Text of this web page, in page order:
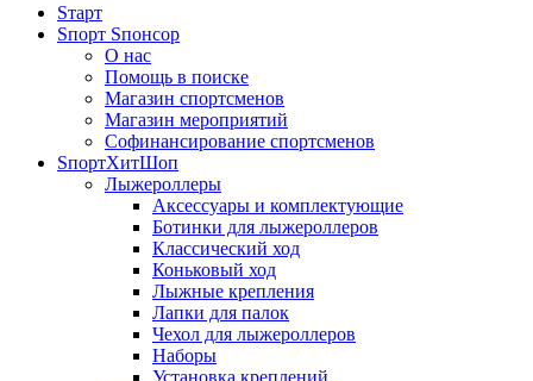
Sтарт
Sпорт Sпонсор
О нас
Помощь в поиске
Магазин спортсменов
Магазин мероприятий
Софинансирование спортсменов
SпортХитШоп
Лыжероллеры
Аксессуары и комплектующие
Ботинки для лыжероллеров
Классический ход
Коньковый ход
Лыжные крепления
Лапки для палок
Чехол для лыжероллеров
Наборы
Установка креплений